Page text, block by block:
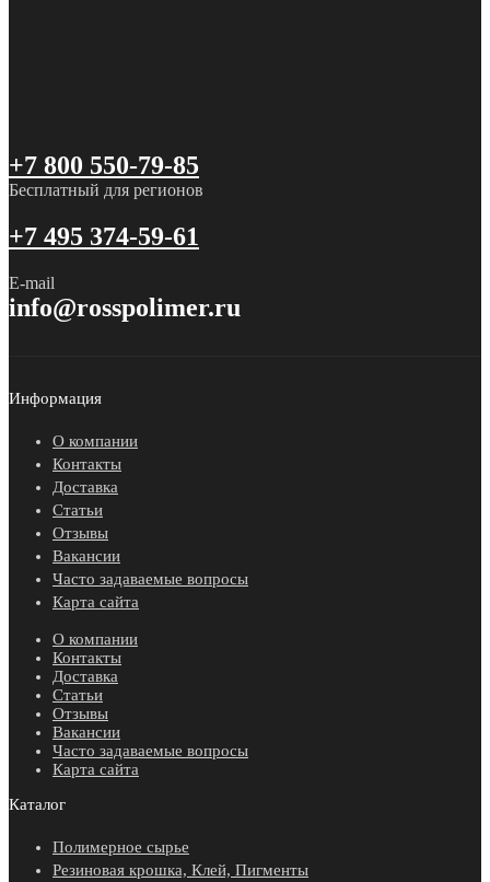
+7 800 550-79-85
Бесплатный для регионов
+7 495 374-59-61
E-mail
info@rosspolimer.ru
Информация
О компании
Контакты
Доставка
Статьи
Отзывы
Вакансии
Часто задаваемые вопросы
Карта сайта
О компании
Контакты
Доставка
Статьи
Отзывы
Вакансии
Часто задаваемые вопросы
Карта сайта
Каталог
Полимерное сырье
Резиновая крошка, Клей, Пигменты